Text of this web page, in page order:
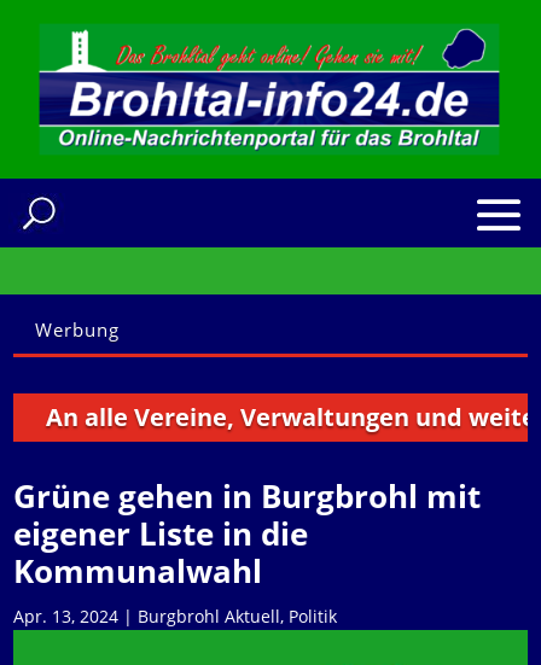
Werbung
alle Vereine, Verwaltungen und weitere
Grüne gehen in Burgbrohl mit
eigener Liste in die
Kommunalwahl
Apr. 13, 2024 | Burgbrohl Aktuell, Politik